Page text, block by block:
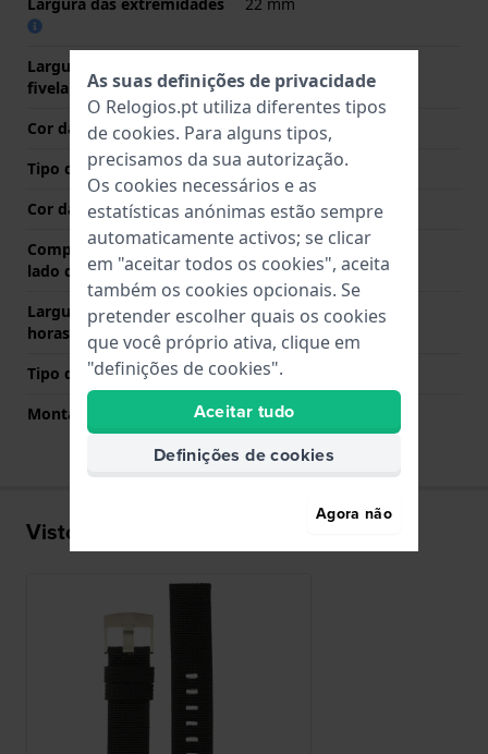
Largura da bracelete na
fivela
Cor da bracelete
Preto
Tipo de Fecho
Fecho
Cor da fivela
Prata
Comprimento de banda no
lado das 12 horas
75 mm
Largura de banda lado 6
horas (mm)
125 mm
Tipo de montagem
Pinos de pressão
Montagem Reta
Sim
Visto recentemente
As suas definições de privacidade
O Relogios.pt utiliza diferentes tipos
de cookies. Para alguns tipos,
precisamos da sua autorização.
Os cookies necessários e as
estatísticas anónimas estão sempre
automaticamente activos; se clicar
em "aceitar todos os cookies", aceita
também os cookies opcionais. Se
pretender escolher quais os cookies
que você próprio ativa, clique em
"definições de cookies".
Aceitar tudo
Definições de cookies
Agora não